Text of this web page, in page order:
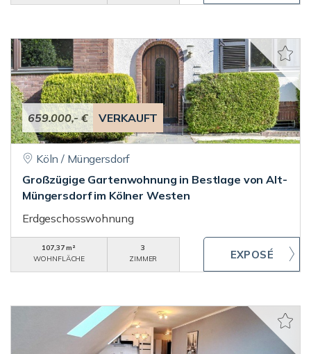
659.000,- € VERKAUFT
Köln / Müngersdorf
Großzügige Gartenwohnung in Bestlage von Alt-
Müngersdorf im Kölner Westen
Erdgeschosswohnung
107,37 m²
WOHNFLÄCHE
3
ZIMMER